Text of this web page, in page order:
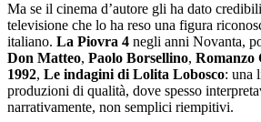
Ma se il cinema d’autore gli ha dato
televisione che lo ha reso una figura
italiano. La Piovra 4 negli anni Novanta,
Don Matteo, Paolo Borsellino, Romanzo
1992, Le indagini di Lolita Lobosco: una
produzioni di qualità, dove spesso
narrativamente, non semplici riempitivi.